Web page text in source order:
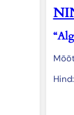
Hind: